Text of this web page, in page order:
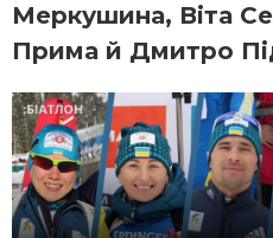
Меркушина, Віта
Прима й Дмитро